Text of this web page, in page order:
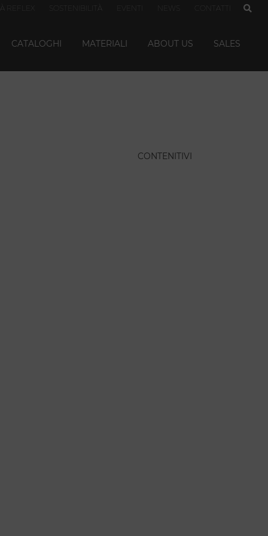
REFLEX SOSTENIBILITÀ EVENTI NEWS CONTATTI
CATALOGHI MATERIALI ABOUT US SALES
CONTENITIVI